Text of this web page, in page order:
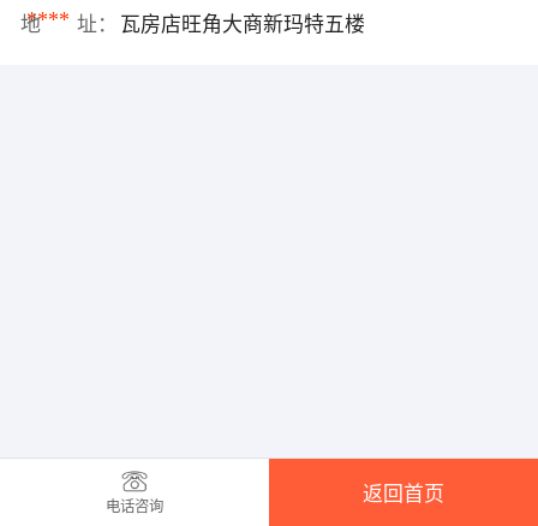
****
地 址： 瓦房店旺角大商新玛特五楼
电话咨询
返回首页